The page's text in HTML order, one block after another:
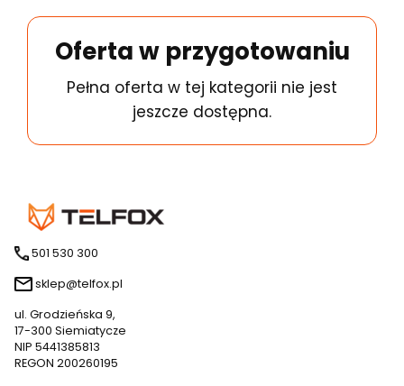
Oferta w przygotowaniu
Pełna oferta w tej kategorii nie jest
jeszcze dostępna.
501 530 300
sklep@telfox.pl
ul. Grodzieńska 9,
17-300 Siemiatycze
NIP 5441385813
REGON 200260195